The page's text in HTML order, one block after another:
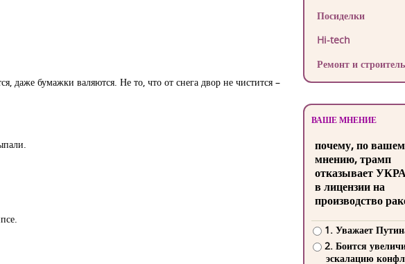
даже бумажки валяются. Не то, что от снега двор не чистится –
Посиделки
Hi-tech
Ремонт и
ВАШЕ МНЕНИЕ
почему, по
мнению, трамп
отказывает
в лицензии на
производство
1. Уважает
2. Боится
эскалацию